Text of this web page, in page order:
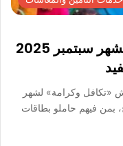
صرف معاش «تكافل وكرامة» لشهر سبتمبر 2025
«تكافل وكرامة» لشهر
بمن فيهم حاملو بطاقات